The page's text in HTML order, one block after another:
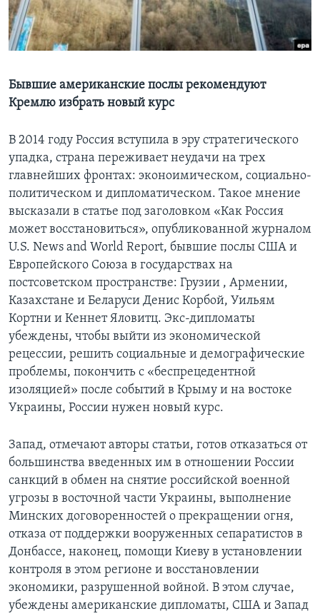
Learning English
Бывшие американские послы рекомендуют
Кремлю избрать новый курс
В 2014 году Россия вступила в эру стратегического
упадка, страна переживает неудачи на трех
главнейших фронтах: эконоимическом, социально-
политическом и дипломатическом. Такое мнение
высказали в статье под заголовком «Как Россия
может восстановиться», опубликованной журналом
U.S. News and World Report, бывшие послы США и
Европейского Союза в государствах на
постсоветском пространстве: Грузии , Армении,
Казахстане и Беларуси Денис Корбой, Уильям
Кортни и Кеннет Яловитц. Экс-дипломаты
убеждены, чтобы выйти из экономической
рецессии, решить социальные и демографические
проблемы, покончить с «беспрецедентной
изоляцией» после событий в Крыму и на востоке
Украины, России нужен новый курс.
Запад, отмечают авторы статьи, готов отказаться от
большинства введенных им в отношении России
санкций в обмен на снятие российской военной
угрозы в восточной части Украины, выполнение
Минских договоренностей о прекращении огня,
отказа от поддержки вооруженных сепаратистов в
Донбассе, наконец, помощи Киеву в установлении
контроля в этом регионе и восстановлении
экономики, разрушенной войной. В этом случае,
убеждены американские дипломаты, США и Запад